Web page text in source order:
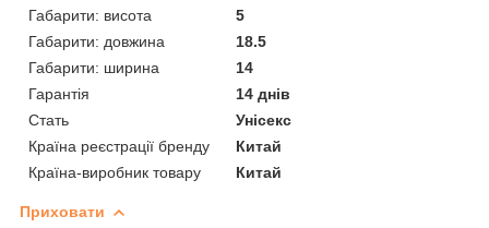
Габарити: висота
5
Габарити: довжина
18.5
Габарити: ширина
14
Гарантія
14 днів
Стать
Унісекс
Країна реєстрації бренду
Китай
Країна-виробник товару
Китай
Приховати